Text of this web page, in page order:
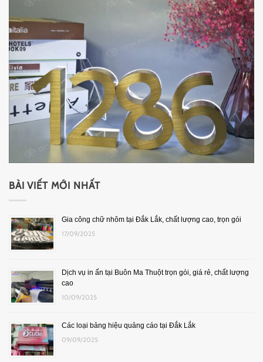
BÀI VIẾT MỚI NHẤT
Gia công chữ nhôm tại Đắk Lắk, chất lượng cao, trọn gói
17/09/2025
Dịch vụ in ấn tại Buôn Ma Thuột trọn gói, giá rẻ, chất lượng
cao
10/09/2025
Các loại bảng hiệu quảng cáo tại Đắk Lắk
09/09/2025